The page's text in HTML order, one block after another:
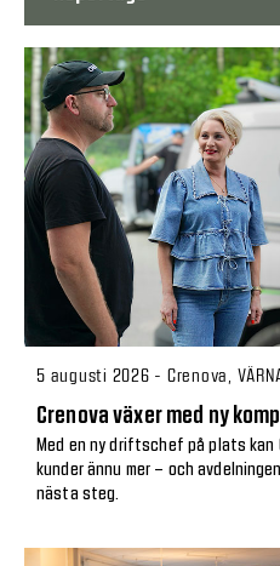
5 augusti 2026 - Crenova,
Crenova växer med ny
Med en ny driftschef på plats kan
kunder ännu mer – och
nästa steg.